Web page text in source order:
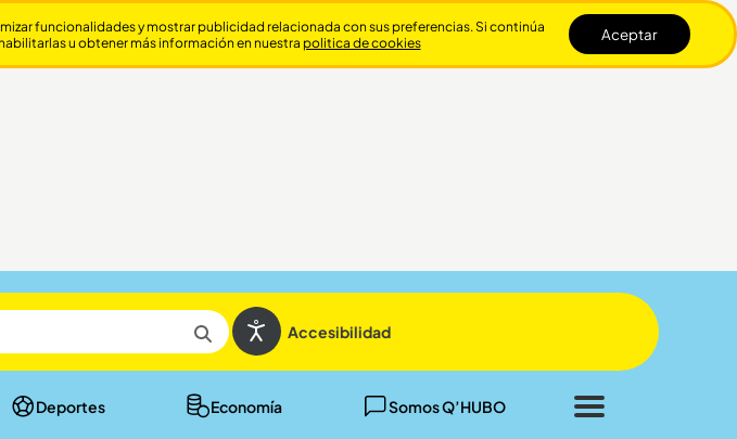
Accesibilidad
Deportes Economía Somos Q’HUBO
Cerrar
funcionalidades y mostrar publicidad relacionada con sus preferencias. Si continúa
u obtener más información en nuestra politica de cookies Aceptar